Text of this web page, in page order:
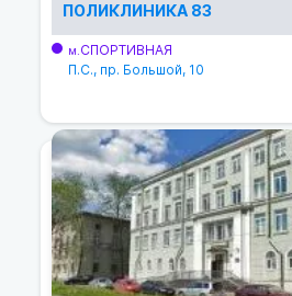
ПОЛИКЛИНИКА 83
м.СПОРТИВНАЯ
П.С., пр. Большой, 10